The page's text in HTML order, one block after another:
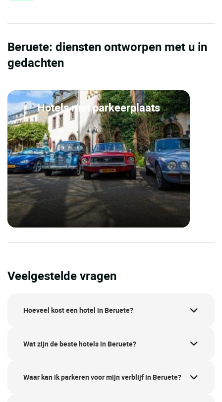
Beruete: diensten ontworpen met u in
gedachten
Hotels met parkeerplaats
Veelgestelde vragen
Hoeveel kost een hotel in Beruete?
Wat zijn de beste hotels in Beruete?
Waar kan ik parkeren voor mijn verblijf in Beruete?